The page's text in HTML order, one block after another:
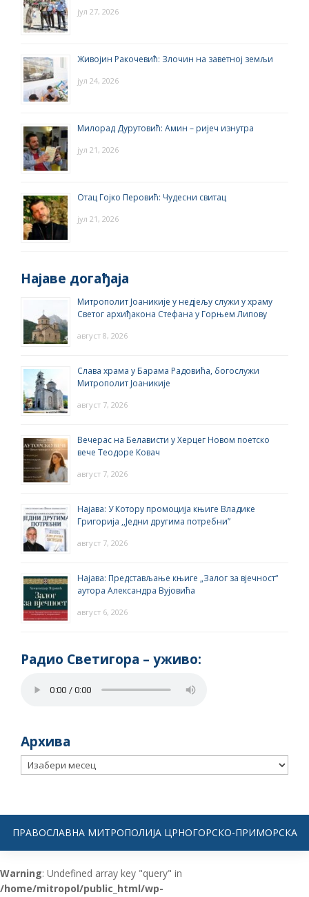
јул 27, 2026
Живојин Ракочевић: Злочин на заветној земљи
јул 24, 2026
Милорад Дурутовић: Амин – ријеч изнутра
јул 21, 2026
Отац Гојко Перовић: Чудесни свитац
јул 21, 2026
Најаве догађаја
Митрополит Јоаникије у недјељу служи у храму
Светог архиђакона Стефана у Горњем Липову
август 8, 2026
Слава храма у Барама Радовића, богослужи
Митрополит Јоаникије
август 7, 2026
Вечерас на Белависти у Херцег Новом поетско
вече Теодоре Ковач
август 7, 2026
Најава: У Котору промоција књиге Владике
Григорија ,,Једни другима потребни”
август 7, 2026
Најава: Представљање књиге „Залог за вјечност“
аутора Александра Вујовића
август 6, 2026
Радио Светигора – yживо:
Архива
Архива
ПРАВОСЛАВНА МИТРОПОЛИЈА ЦРНОГОРСКО-ПРИМОРСКА
Warning: Undefined array key "query" in
/home/mitropol/public_html/wp-